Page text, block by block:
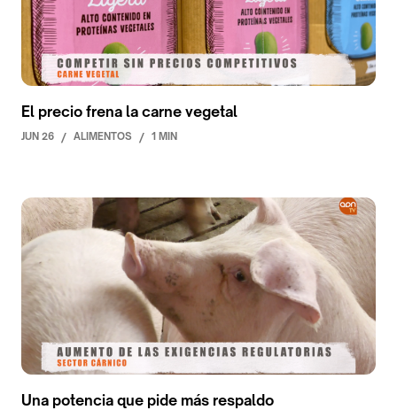
El precio frena la carne vegetal
JUN 26 / ALIMENTOS / 1 MIN
Una potencia que pide más respaldo